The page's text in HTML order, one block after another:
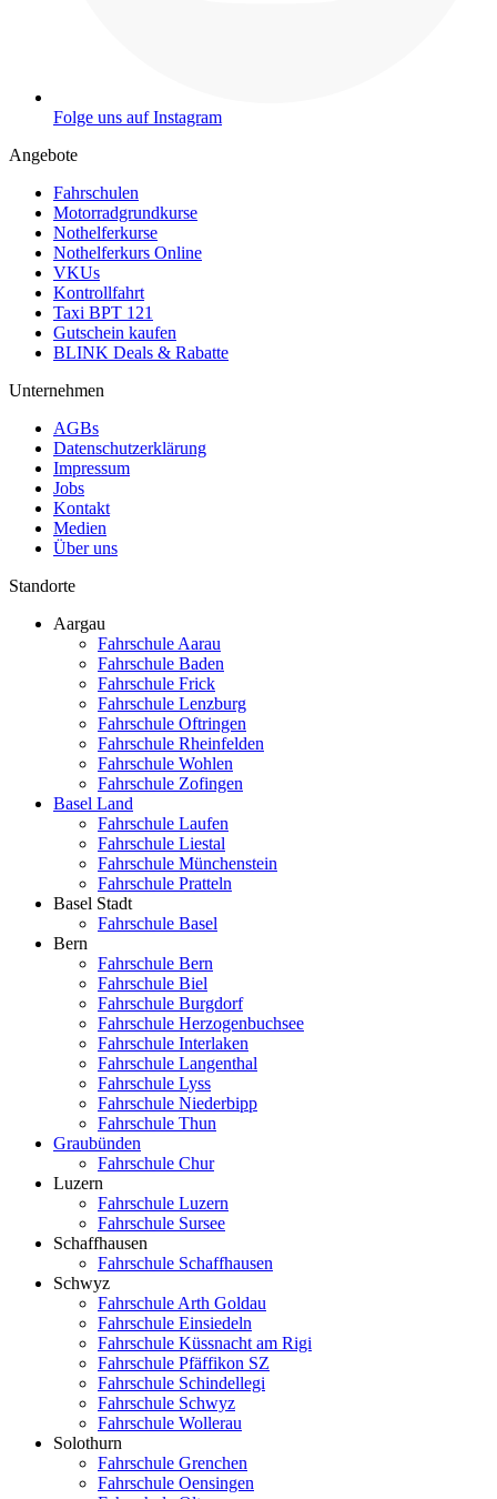
Folge uns auf Instagram
Angebote
Fahrschulen
Motorradgrundkurse
Nothelferkurse
Nothelferkurs Online
VKUs
Kontrollfahrt
Taxi BPT 121
Gutschein kaufen
BLINK Deals & Rabatte
Unternehmen
AGBs
Datenschutzerklärung
Impressum
Jobs
Kontakt
Medien
Über uns
Standorte
Aargau
Fahrschule Aarau
Fahrschule Baden
Fahrschule Frick
Fahrschule Lenzburg
Fahrschule Oftringen
Fahrschule Rheinfelden
Fahrschule Wohlen
Fahrschule Zofingen
Basel Land
Fahrschule Laufen
Fahrschule Liestal
Fahrschule Münchenstein
Fahrschule Pratteln
Basel Stadt
Fahrschule Basel
Bern
Fahrschule Bern
Fahrschule Biel
Fahrschule Burgdorf
Fahrschule Herzogenbuchsee
Fahrschule Interlaken
Fahrschule Langenthal
Fahrschule Lyss
Fahrschule Niederbipp
Fahrschule Thun
Graubünden
Fahrschule Chur
Luzern
Fahrschule Luzern
Fahrschule Sursee
Schaffhausen
Fahrschule Schaffhausen
Schwyz
Fahrschule Arth Goldau
Fahrschule Einsiedeln
Fahrschule Küssnacht am Rigi
Fahrschule Pfäffikon SZ
Fahrschule Schindellegi
Fahrschule Schwyz
Fahrschule Wollerau
Solothurn
Fahrschule Grenchen
Fahrschule Oensingen